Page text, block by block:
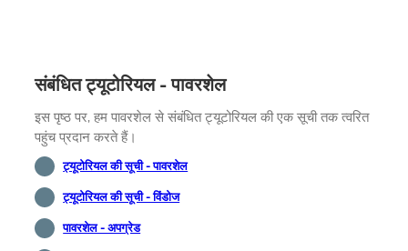
संबंधित ट्यूटोरियल - पावरशेल
इस पृष्ठ पर, हम पावरशेल से संबंधित ट्यूटोरियल की एक सूची तक त्वरित
पहुंच प्रदान करते हैं।
ट्यूटोरियल की सूची - पावरशेल
ट्यूटोरियल की सूची - विंडोज
पावरशेल - अपग्रेड